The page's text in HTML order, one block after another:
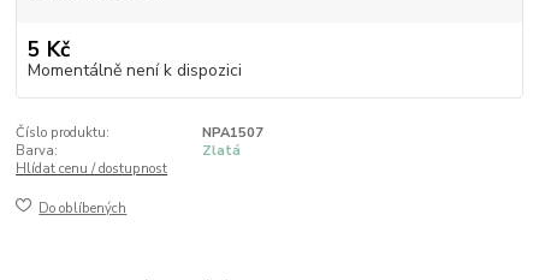
5 Kč
Momentálně není k dispozici
Číslo produktu:
NPA1507
Barva:
Zlatá
Hlídat cenu / dostupnost
Do oblíbených